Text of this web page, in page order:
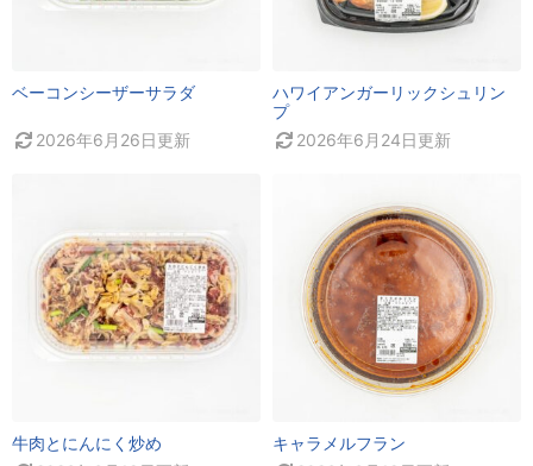
ベーコンシーザーサラダ
2026年6月26日更新
ハワイアンガーリックシュリン
プ
2026年6月24日更新
牛肉とにんにく炒め
キャラメルフラン